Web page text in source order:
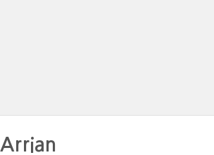
Arrian